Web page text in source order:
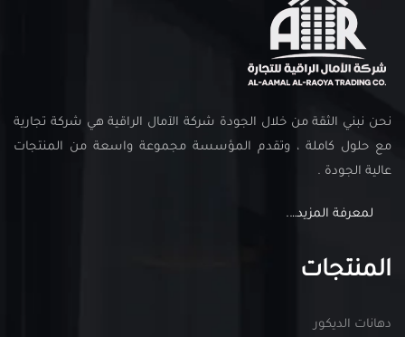
نحن نبني الثقة من خلال الجودة شركة الآمال الراقية هي شركة تجارية
مع حلول كاملة ، وتقدم المؤسسة مجموعة واسعة من المنتجات
عالية الجودة .
لمعرفة المزيد….
المنتجات
دهانات الديكور